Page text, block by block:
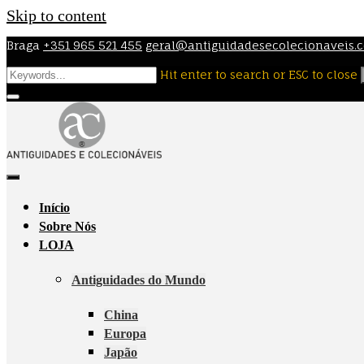
Skip to content
Braga +351 965 521 455
Hit enter to search or ESC to close
Início
Sobre Nós
LOJA
Antiguidades do Mundo
China
Europa
Japão